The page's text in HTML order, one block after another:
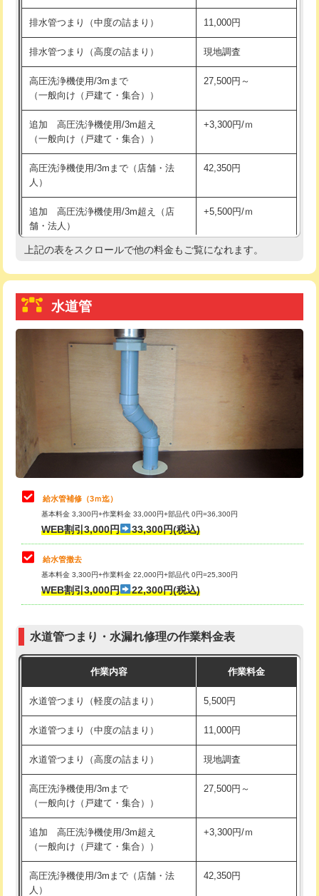
持込商品取付（浄水器・分岐水栓） 16,500円
給水管工事※（ホール加工) 16,500円
給水管工事※（バンド止め) 3,300円
給水管工事※（支持金具設置)
給水管工事※（保温材使用（バンド止
め込み）)
5,500円
給水管工事※（土の掘削・埋め戻し作
業)
11,000円
給水管工事※（塩ビ管（VP・HI）使
用/3ｍまで)
33,000円
給水管工事※（塩ビ管（VP・HI）使
+8,800円
給水管工事※（ライニング鋼管・銅
管・ポリ管・HT管使用/3ｍまで)
給水管工事※（ライニング鋼管・銅
管・ポリ管・HT管使用/3ｍ超え)
排水管工事（土の掘削・埋め戻し作
11,000円~
排水管工事（排水管工事/3ｍまで） 55,000円
排水管工事（追加 排水管工事/3ｍ超
マス交換（土の掘削・埋め戻し作業）
マス交換（深さ50㎝未満）
マス交換（深さ50㎝以上）
コンクリート斫り（厚さ10㎝まで）
モルタル補修（厚さ10㎝超え） 38,500円
洗面台設置 38,500円
化粧台設置 22,000円
追加人工 16,500円
廃棄・処分 現場見積
※給水管工事は20mmまでの価格です。
排水管つまり（中度の詰まり） 11,000円
排水管つまり（高度の詰まり） 現地調査
高圧洗浄機使用/3mまで
（一般向け（戸建て・集合））
27,500円～
追加 高圧洗浄機使用/3m超え
（一般向け（戸建て・集合））
+3,300円/ｍ
高圧洗浄機使用/3mまで（店舗・法
人）
42,350円
追加 高圧洗浄機使用/3m超え（店
舗・法人）
+5,500円/ｍ
高度高圧洗浄換 現地調査
トーラー機使用/3mまで
追加トーラー機使用/3m超え
8,800円
止水・漏水調査・防水処理・清掃・修
理・調整・分解・加工など（軽作業）
11,000円
止水・漏水調査・防水処理・清掃・修
理・調整・分解・加工など（中作業）
止水・漏水調査・防水処理・清掃・修
理・調整・分解・加工など（重作業）
33,000円
その他部品の脱着
交換・取付（タンク）
式）)
式・ワンホール）)
交換・取付(排水栓・排水トラップ
22,000円+材料費
持込商品取付（混合水栓）
持込商品取付（浄水器・分岐水栓） 16,500円
業）
上記の表をスクロールで他の料金もご覧になれます。
水道管
給水管補修（3ｍ迄）
基本料金 3,300円+作業料金 33,000円+部品代 0円=36,300円
WEB割引3,000円 33,300円(税込)
給水管撤去
基本料金 3,300円+作業料金 22,000円+部品代 0円=25,300円
WEB割引3,000円 22,300円(税込)
水道管つまり・水漏れ修理の作業料金表
作業内容 作業料金
水道管つまり（軽度の詰まり） 5,500円
水道管つまり（中度の詰まり） 11,000円
水道管つまり（高度の詰まり） 現地調査
高圧洗浄機使用/3mまで
（一般向け（戸建て・集合））
27,500円～
追加 高圧洗浄機使用/3m超え
（一般向け（戸建て・集合））
+3,300円/ｍ
高圧洗浄機使用/3mまで（店舗・法
人）
42,350円